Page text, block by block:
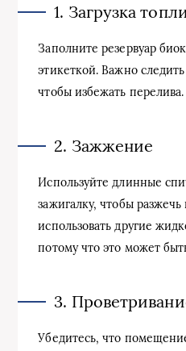
1. Загрузка
Заполните резервуар
этикеткой. Важно
чтобы избежать перелива.
2. Зажжение
Используйте длинные
зажигалку, чтобы
использовать другие
потому что это может
3.
Убедитесь, что